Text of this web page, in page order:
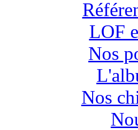
LOF
Nos
Nos